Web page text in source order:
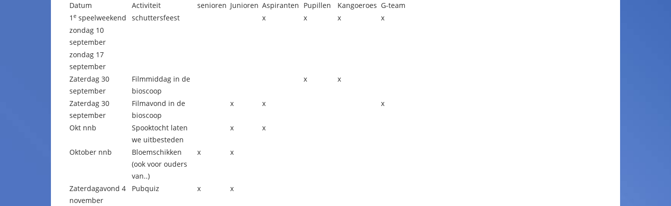
Datum Activiteit senioren Junioren Aspiranten Pupillen Kangoeroes G-team
1 e speelweekend schuttersfeest x x x
x
zondag 10
september
zondag 17
september
Zaterdag 30
september
Filmmiddag in de
bioscoop
x x
Zaterdag 30
september
Filmavond in de
bioscoop
x x x
Okt nnb
Spooktocht laten
we uitbesteden
x x
Oktober nnb
Bloemschikken
(ook voor ouders
van..)
x x
Zaterdagavond 4
november
Pubquiz x x